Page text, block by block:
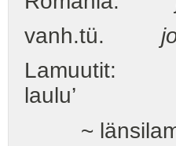
vanh.tü.
Lamuutit:
laulu’
~